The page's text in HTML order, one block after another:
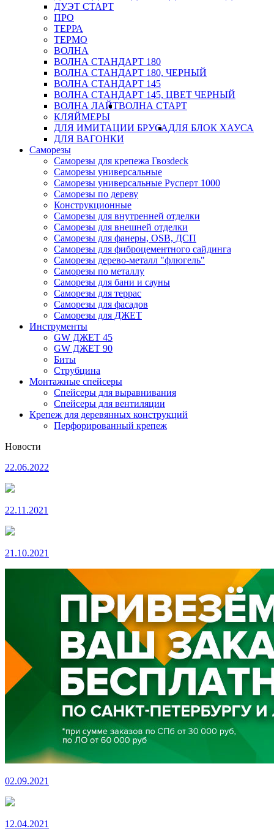
ДУЭТ СТАРТ
ПРО
ТЕРРА
ТЕРМО
ВОЛНА
ВОЛНА СТАНДАРТ 180
ВОЛНА СТАНДАРТ 180, ЧЕРНЫЙ
ВОЛНА СТАНДАРТ 145
ВОЛНА СТАНДАРТ 145, ЦВЕТ ЧЕРНЫЙ
ВОЛНА ЛАЙТВОЛНА СТАРТ
КЛЯЙМЕРЫ
ДЛЯ ИМИТАЦИИ БРУСАДЛЯ БЛОК ХАУСА
ДЛЯ ВАГОНКИ
Саморезы
Саморезы для крепежа Гвозdeck
Саморезы универсальные
Саморезы универсальные Русперт 1000
Саморезы по дереву
Конструкционные
Саморезы для внутренней отделки
Саморезы для внешней отделки
Cаморезы для фанеры, OSB, ДСП
Саморезы для фиброцементного сайдинга
Саморезы дерево-металл "флюгель"
Саморезы по металлу
Саморезы для бани и сауны
Саморезы для террас
Саморезы для фасадов
Саморезы для ДЖЕТ
Инструменты
GW ДЖЕТ 45
GW ДЖЕТ 90
Биты
Струбцина
Монтажные спейсеры
Спейсеры для выравнивания
Спейсеры для вентиляции
Крепеж для деревянных конструкций
Перфорированный крепеж
Новости
22.06.2022
22.11.2021
21.10.2021
02.09.2021
12.04.2021